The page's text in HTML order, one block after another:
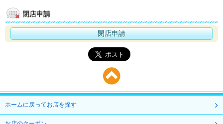
閉店申請
閉店申請
ホームに戻ってお店を探す